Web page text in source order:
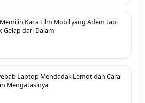
Kaca Film Mobil yang Adem tapi
Gelap dari Dalam
Laptop Mendadak Lemot dan Cara
Mengatasinya